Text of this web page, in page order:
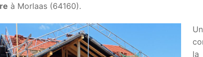
à Morlaas (64160).
la